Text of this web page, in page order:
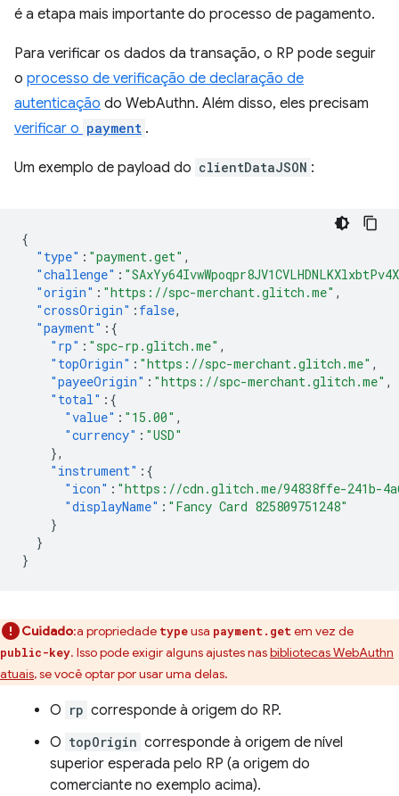
é a etapa mais importante do processo de pagamento.
Para verificar os dados da transação, o RP pode seguir
o processo de verificação de declaração de
autenticação do WebAuthn. Além disso, eles precisam
verificar o payment .
Um exemplo de payload do clientDataJSON :
{
"type" : "payment.get" ,
"challenge" :
"origin" : "https://spc-merchant.glitch.me" ,
"crossOrigin" : false,
"payment" :{
"rp" : "spc-rp.glitch.me" ,
"topOrigin" : "https://spc-merchant.glitch.me" ,
"payeeOrigin" : "https://spc-merchant.glitch.me" ,
"total" :{
"value" : "15.00" ,
"currency" : "USD"
},
"instrument" :{
"icon" : "https://cdn.glitch.me/94838ffe-241b-
"displayName" : "Fancy Card 825809751248"
}
}
}
Cuidado:a propriedade typeusa payment.getem vez de
public-key. Isso pode exigir alguns ajustes nasbibliotecas WebAuthn
atuais, se você optar por usar uma delas.
O rp corresponde à origem do RP.
O topOrigin corresponde à origem de nível
superior esperada pelo RP (a origem do
comerciante no exemplo acima).